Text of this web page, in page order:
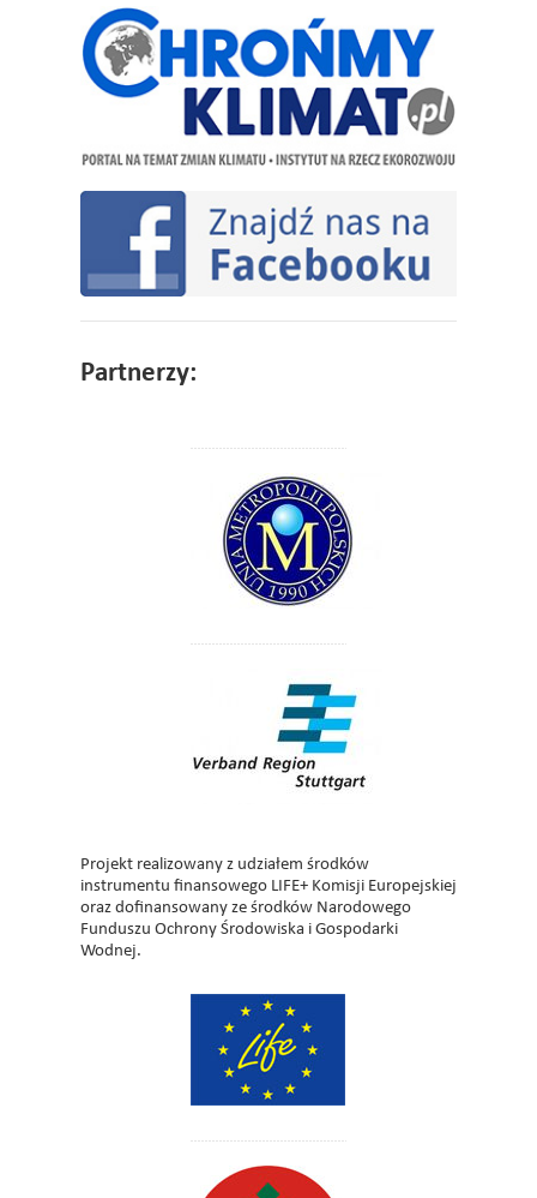
Partnerzy:
Projekt realizowany z udziałem środków
instrumentu finansowego LIFE+ Komisji Europejskiej
oraz dofinansowany ze środków Narodowego
Funduszu Ochrony Środowiska i Gospodarki
Wodnej.